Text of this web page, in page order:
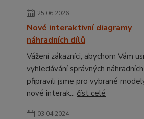
25.06.2026
Nové interaktivní diagramy
náhradních dílů
Vážení zákazníci, abychom Vám
vyhledávání správných
připravili jsme pro vybrané
nové interak... číst celé
03.04.2024